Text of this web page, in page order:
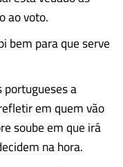
ao voto.
bem para que serve
a
em quem vão
soube em que irá
na hora.